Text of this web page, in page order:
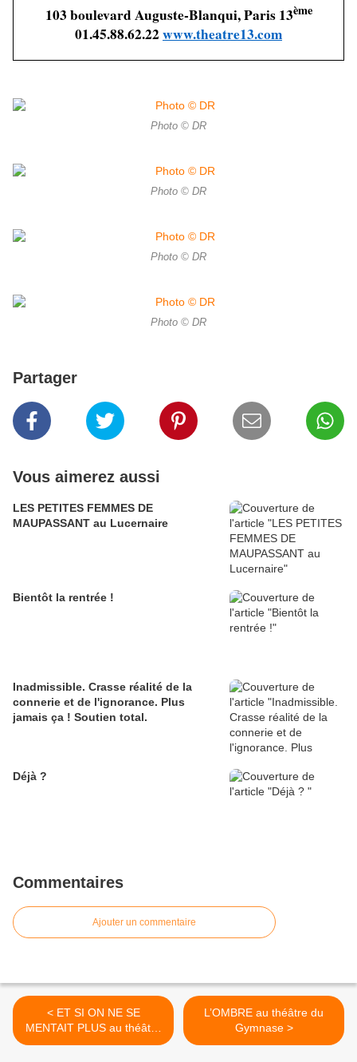
103 boulevard Auguste-Blanqui, Paris 13ème
01.45.88.62.22www.theatre13.com
Photo © DR
Photo © DR
Photo © DR
Photo © DR
Partager
Vous aimerez aussi
LES PETITES FEMMES DE
MAUPASSANT au Lucernaire
Bientôt la rentrée !
Inadmissible. Crasse réalité de la
connerie et de l'ignorance. Plus
jamais ça ! Soutien total.
Déjà ?
Commentaires
Ajouter un commentaire
< ET SI ON NE SE
MENTAIT PLUS au théâtre
La Scène Parisienne, vu à
L’OMBRE au théâtre du
Gymnase >